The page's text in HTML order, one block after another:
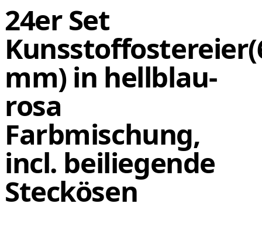
24er Set
mm) in hellblau-
rosa
Farbmischung,
incl. beiliegende
Steckösen